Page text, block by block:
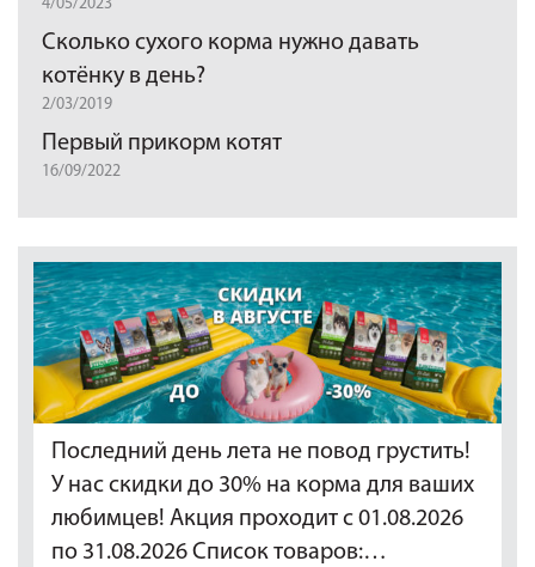
4/05/2023
Сколько сухого корма нужно давать
котёнку в день?
2/03/2019
Первый прикорм котят
16/09/2022
Последний день лета не повод грустить!
У нас скидки до 30% на корма для ваших
любимцев! Акция проходит с 01.08.2026
по 31.08.2026 Список товаров:…